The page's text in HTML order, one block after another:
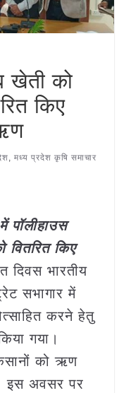
खेती को
किए
, मध्य प्रदेश कृषि समाचार
पॉलीहाउस
वितरित किए
दिवस भारतीय
सभागार में
करने हेतु
गया।
को ऋण
इस अवसर पर